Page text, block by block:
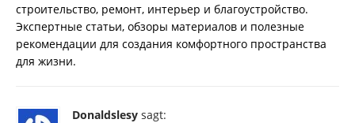
строительство, ремонт, интерьер и благоустройство.
Экспертные статьи, обзоры материалов и полезные
рекомендации для создания комфортного пространства
для жизни.
Donaldslesy sagt: